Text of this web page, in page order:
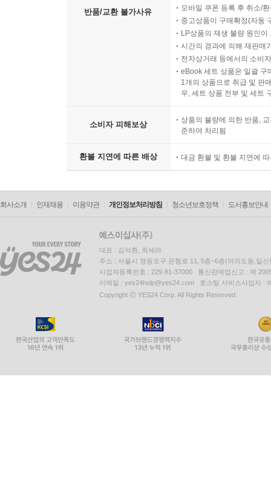
반품/교환 불가사유
모바일 쿠폰 등록 후 취소/
중고상품이 구매확정(자동
LP상품의 재생 불량 원인
시간의 경과에 의해 재판매
전자상거래 등에서의 소비
eBook 세트 상품은 일괄 구
1개의 상품으로 취급 및 판
우, 세트 상품 전부 및 세트
소비자 피해보상
상품의 불량에 의한 반품,
준하여 처리됨
환불 지연에 따른 배상 대금 환불 및 환불 지연에
회사소개 인재채용 이용약관 개인정보처리방침 청소년보호정책 도서홍보안내
대표 : 김석환, 최세라
주소 : 서울시 영등포구 은행로 11, 5층~6층(여의도동,일신
사업자등록번호 : 229-81-37000 통신판매업신고 : 제
이메일 : yes24help@yes24.com 호스팅 서비스사업자 :
Copyright ⓒ YES24 Corp. All Rights Reserved.